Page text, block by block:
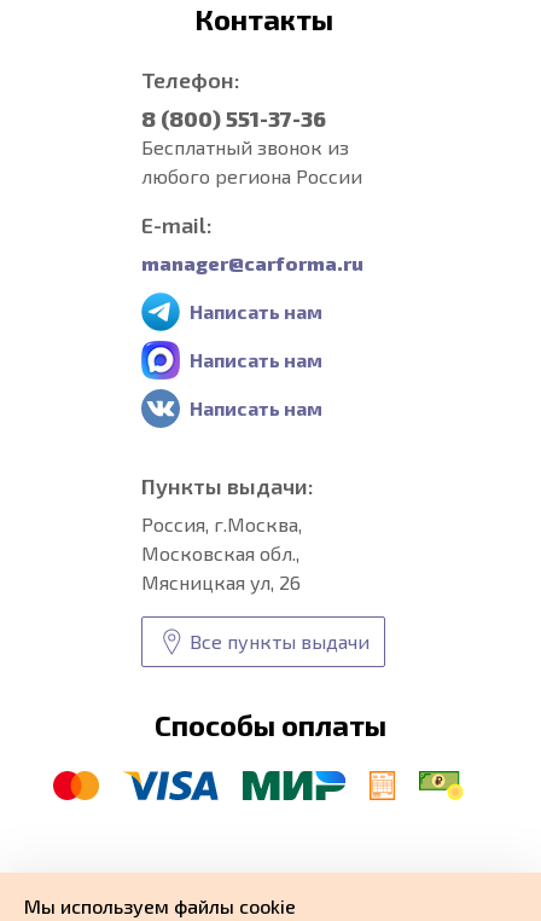
Контакты
Телефон:
8 (800) 551-37-36
Бесплатный звонок из
любого региона России
E-mail:
manager@carforma.ru
Написать нам
Написать нам
Написать нам
Пункты выдачи:
Россия, г.Москва,
Московская обл.,
Мясницкая ул, 26
Все пункты выдачи
Способы оплаты
автоковрики
Мы используем файлы cookie